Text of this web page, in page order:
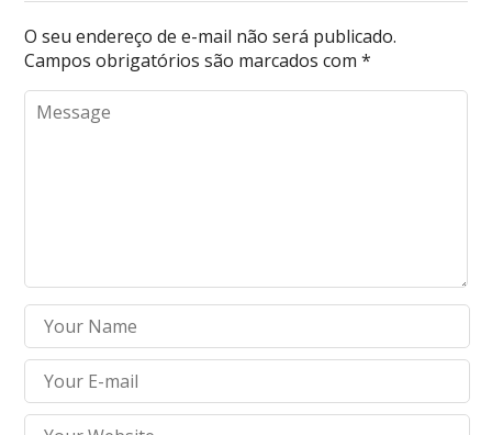
O seu endereço de e-mail não será publicado.
Campos obrigatórios são marcados com*